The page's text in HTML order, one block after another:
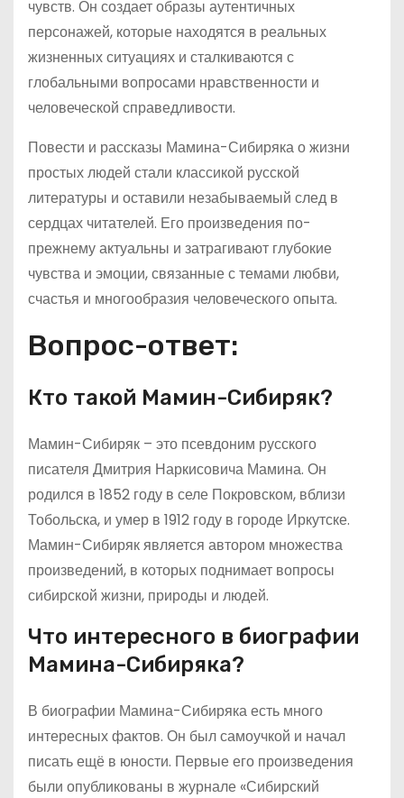
чувств. Он создает образы аутентичных
персонажей, которые находятся в реальных
жизненных ситуациях и сталкиваются с
глобальными вопросами нравственности и
человеческой справедливости.
Повести и рассказы Мамина-Сибиряка о жизни
простых людей стали классикой русской
литературы и оставили незабываемый след в
сердцах читателей. Его произведения по-
прежнему актуальны и затрагивают глубокие
чувства и эмоции, связанные с темами любви,
счастья и многообразия человеческого опыта.
Вопрос-ответ:
Кто такой Мамин-Сибиряк?
Мамин-Сибиряк – это псевдоним русского
писателя Дмитрия Наркисовича Мамина. Он
родился в 1852 году в селе Покровском, вблизи
Тобольска, и умер в 1912 году в городе Иркутске.
Мамин-Сибиряк является автором множества
произведений, в которых поднимает вопросы
сибирской жизни, природы и людей.
Что интересного в биографии
Мамина-Сибиряка?
В биографии Мамина-Сибиряка есть много
интересных фактов. Он был самоучкой и начал
писать ещё в юности. Первые его произведения
были опубликованы в журнале «Сибирский